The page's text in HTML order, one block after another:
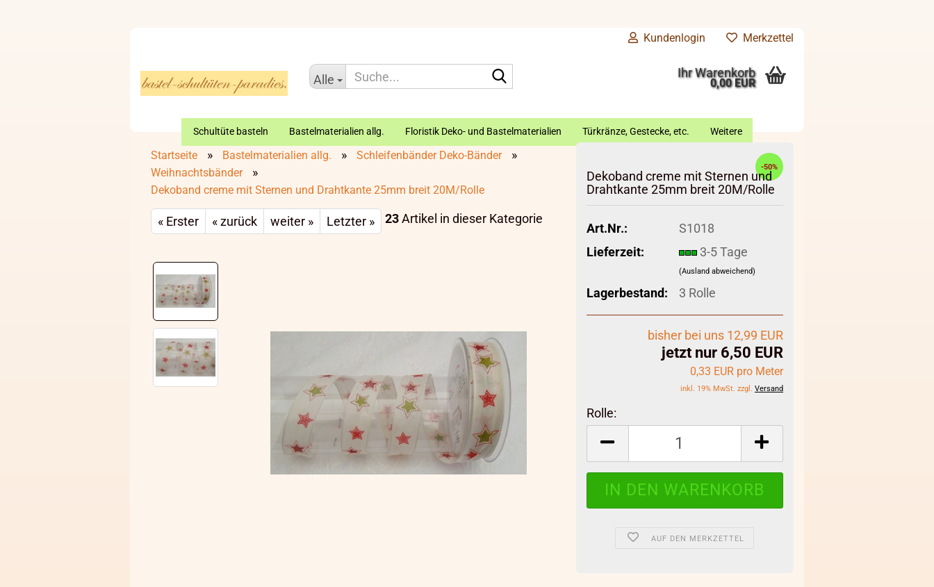
Kundenlogin Merkzettel
Alle Ihr Warenkorb
0,00 EUR
Schultüte basteln Bastelmaterialien allg. Floristik Deko- und Bastelmaterialien Türkränze, Gestecke, etc. Weitere
Startseite » Bastelmaterialien allg. » Schleifenbänder Deko-Bänder »
Weihnachtsbänder »
Dekoband creme mit Sternen und Drahtkante 25mm breit 20M/Rolle
« Erster « zurück weiter » Letzter » 23Artikel in dieser Kategorie
-50%
Dekoband creme mit Sternen und
Drahtkante 25mm breit 20M/Rolle
Art.Nr.:
S1018
Lieferzeit:
3-5 Tage
(Ausland abweichend)
Lagerbestand: 3 Rolle
bisher bei uns 12,99 EUR
jetzt nur 6,50 EUR
0,33 EUR pro Meter
inkl. 19% MwSt. zzgl. Versand
Rolle:
Rolle
AUF DEN MERKZETTEL